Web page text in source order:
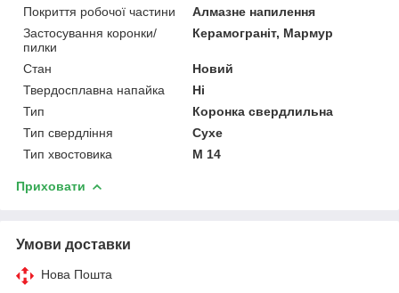
Покриття робочої частини
Алмазне напилення
Застосування коронки/
пилки
Керамограніт, Мармур
Стан
Новий
Твердосплавна напайка
Ні
Тип
Коронка свердлильна
Тип свердління
Сухе
Тип хвостовика
М 14
Приховати
Умови доставки
Нова Пошта